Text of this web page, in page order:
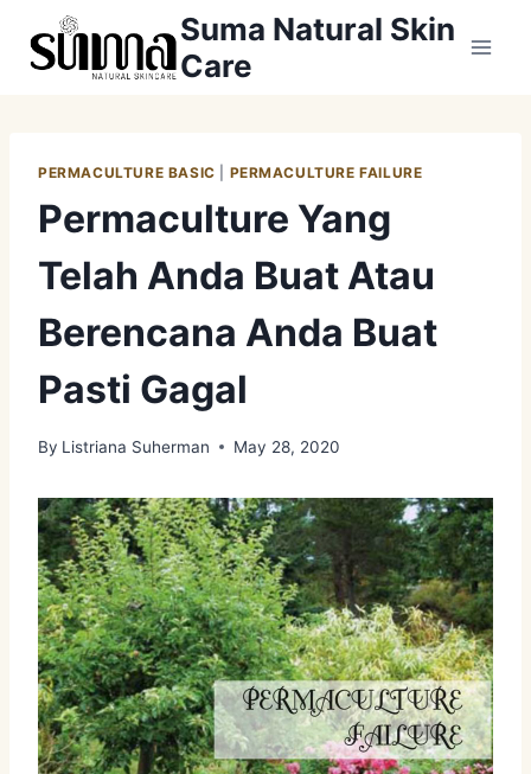
Suma Natural Skin
Care
PERMACULTURE BASIC PERMACULTURE FAILURE
Permaculture Yang
Telah Anda Buat Atau
Berencana Anda Buat
Pasti Gagal
By Listriana Suherman May 28, 2020